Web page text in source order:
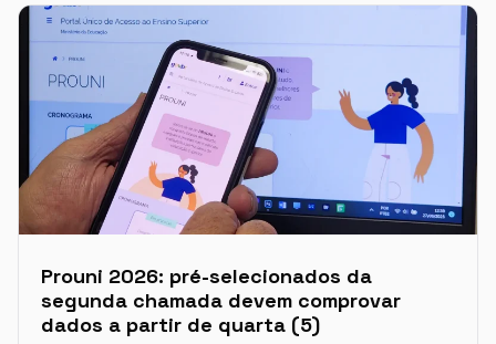
Prouni 2026: pré-selecionados da
segunda chamada devem comprovar
dados a partir de quarta (5)